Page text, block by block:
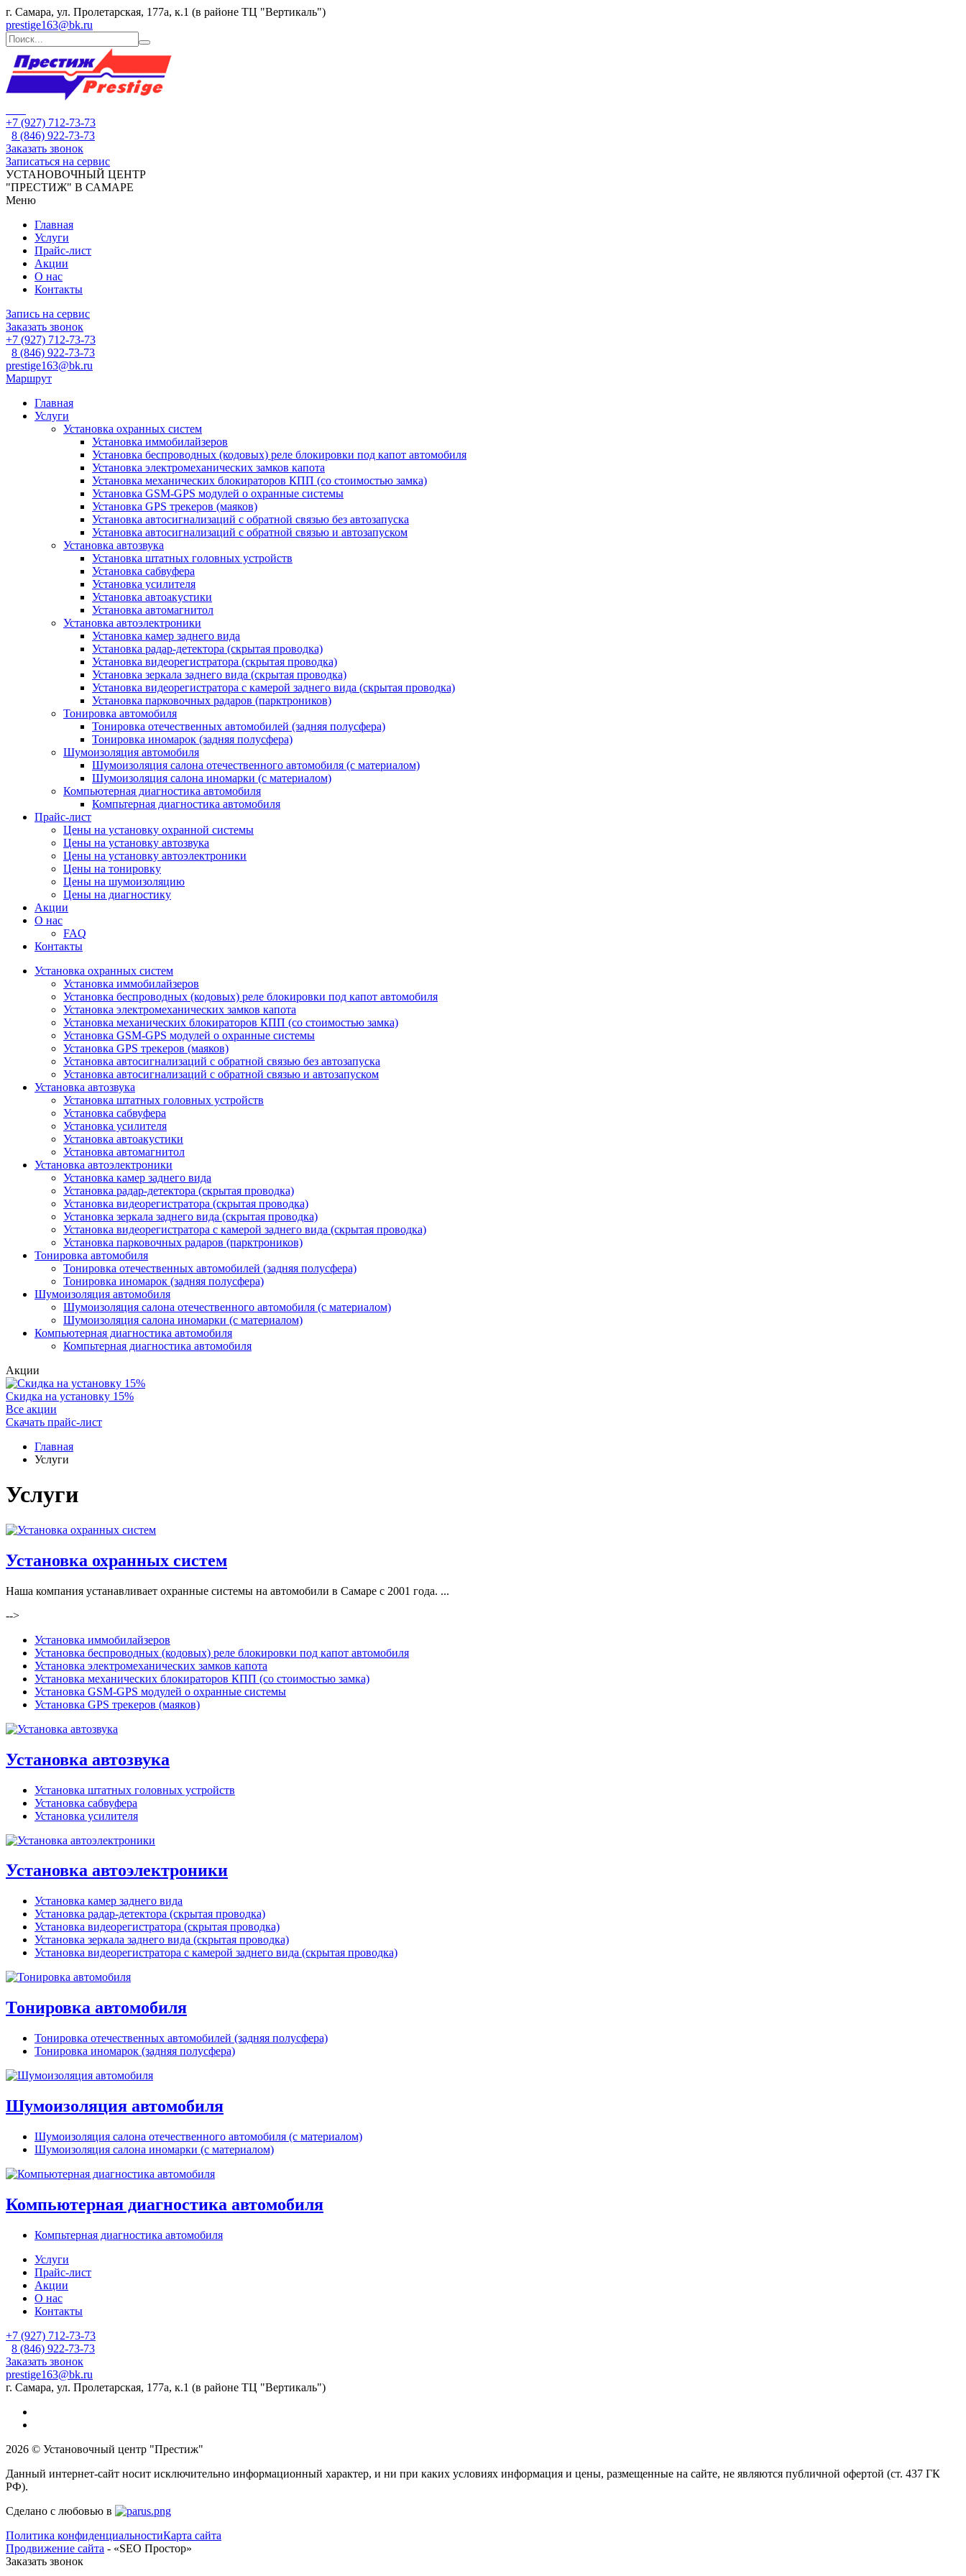
г. Самара, ул. Пролетарская, 177а, к.1 (в районе ТЦ "Вертикаль")
prestige163@bk.ru
+7 (927) 712-73-73
8 (846) 922-73-73
Заказать звонок
Записаться на сервис
УСТАНОВОЧНЫЙ ЦЕНТР
"ПРЕСТИЖ" В САМАРЕ
Меню
Главная
Услуги
Прайс-лист
Акции
О нас
Контакты
Запись на сервис
Заказать звонок
+7 (927) 712-73-73
8 (846) 922-73-73
prestige163@bk.ru
Маршрут
Главная
Услуги
Установка охранных систем
Установка иммобилайзеров
Установка беспроводных (кодовых) реле блокировки под капот автомобиля
Установка электромеханических замков капота
Установка механических блокираторов КПП (со стоимостью замка)
Установка GSM-GPS модулей о охранные системы
Установка GPS трекеров (маяков)
Установка автосигнализаций с обратной связью без автозапуска
Установка автосигнализаций с обратной связью и автозапуском
Установка автозвука
Установка штатных головных устройств
Установка сабвуфера
Установка усилителя
Установка автоакустики
Установка автомагнитол
Установка автоэлектроники
Установка камер заднего вида
Установка радар-детектора (скрытая проводка)
Установка видеорегистратора (скрытая проводка)
Установка зеркала заднего вида (скрытая проводка)
Установка видеорегистратора с камерой заднего вида (скрытая проводка)
Установка парковочных радаров (парктроников)
Тонировка автомобиля
Тонировка отечественных автомобилей (задняя полусфера)
Тонировка иномарок (задняя полусфера)
Шумоизоляция автомобиля
Шумоизоляция салона отечественного автомобиля (с материалом)
Шумоизоляция салона иномарки (с материалом)
Компьютерная диагностика автомобиля
Компьтерная диагностика автомобиля
Прайс-лист
Цены на установку охранной системы
Цены на установку автозвука
Цены на установку автоэлектроники
Цены на тонировку
Цены на шумоизоляцию
Цены на диагностику
Акции
О нас
FAQ
Контакты
Установка охранных систем
Установка иммобилайзеров
Установка беспроводных (кодовых) реле блокировки под капот автомобиля
Установка электромеханических замков капота
Установка механических блокираторов КПП (со стоимостью замка)
Установка GSM-GPS модулей о охранные системы
Установка GPS трекеров (маяков)
Установка автосигнализаций с обратной связью без автозапуска
Установка автосигнализаций с обратной связью и автозапуском
Установка автозвука
Установка штатных головных устройств
Установка сабвуфера
Установка усилителя
Установка автоакустики
Установка автомагнитол
Установка автоэлектроники
Установка камер заднего вида
Установка радар-детектора (скрытая проводка)
Установка видеорегистратора (скрытая проводка)
Установка зеркала заднего вида (скрытая проводка)
Установка видеорегистратора с камерой заднего вида (скрытая проводка)
Установка парковочных радаров (парктроников)
Тонировка автомобиля
Тонировка отечественных автомобилей (задняя полусфера)
Тонировка иномарок (задняя полусфера)
Шумоизоляция автомобиля
Шумоизоляция салона отечественного автомобиля (с материалом)
Шумоизоляция салона иномарки (с материалом)
Компьютерная диагностика автомобиля
Компьтерная диагностика автомобиля
Акции
Скидка на установку 15%
Все акции
Скачать прайс-лист
Главная
Услуги
Услуги
Установка охранных систем
Наша компания устанавливает охранные системы на автомобили в Самаре с 2001 года. ...
-->
Установка иммобилайзеров
Установка беспроводных (кодовых) реле блокировки под капот автомобиля
Установка электромеханических замков капота
Установка механических блокираторов КПП (со стоимостью замка)
Установка GSM-GPS модулей о охранные системы
Установка GPS трекеров (маяков)
Установка автозвука
Установка штатных головных устройств
Установка сабвуфера
Установка усилителя
Установка автоэлектроники
Установка камер заднего вида
Установка радар-детектора (скрытая проводка)
Установка видеорегистратора (скрытая проводка)
Установка зеркала заднего вида (скрытая проводка)
Установка видеорегистратора с камерой заднего вида (скрытая проводка)
Тонировка автомобиля
Тонировка отечественных автомобилей (задняя полусфера)
Тонировка иномарок (задняя полусфера)
Шумоизоляция автомобиля
Шумоизоляция салона отечественного автомобиля (с материалом)
Шумоизоляция салона иномарки (с материалом)
Компьютерная диагностика автомобиля
Компьтерная диагностика автомобиля
Услуги
Прайс-лист
Акции
О нас
Контакты
+7 (927) 712-73-73
8 (846) 922-73-73
Заказать звонок
prestige163@bk.ru
г. Самара, ул. Пролетарская, 177а, к.1 (в районе ТЦ "Вертикаль")
2026 © Установочный центр "Престиж"
Данный интернет-сайт носит исключительно информационный характер, и ни при каких условиях информация и цены, размещенные на сайте, не являются публичной офертой (ст. 437 ГК
РФ).
Сделано с любовью в
Политика конфиденциальностиКарта сайта
Продвижение сайта - «SEO Простор»
Заказать звонок